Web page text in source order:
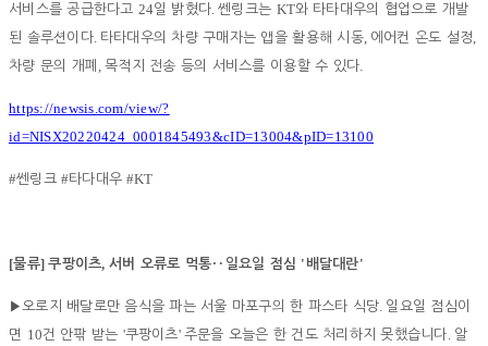
서비스를 공급한다고 24일 밝혔다.쎈링크는 KT와 타타대우의 협업으로 개발
된 솔루션이다. 타타대우의 차량 구매자는 앱을 활용해 시동, 에어컨 온도 설정,
차량 문의 개폐 ,목적지 전송 등의 서비스를 이용할 수 있다.
https://newsis.com/view/?
id=NISX20220424_0001845493&cID=13004&pID=13100
#쎈링크#타다대우#KT
[물류]쿠팡이츠, 서버 오류로 먹통‥ 일요일 점심 '배달대란'
▶오로지 배달로만 음식을 파는 서울 마포구의 한 파스타 식당. 일요일 점심이
면
10건 안팎 받는 '쿠팡이츠' 주문을 오늘은 한 건도 처리하지 못했습니다. 알